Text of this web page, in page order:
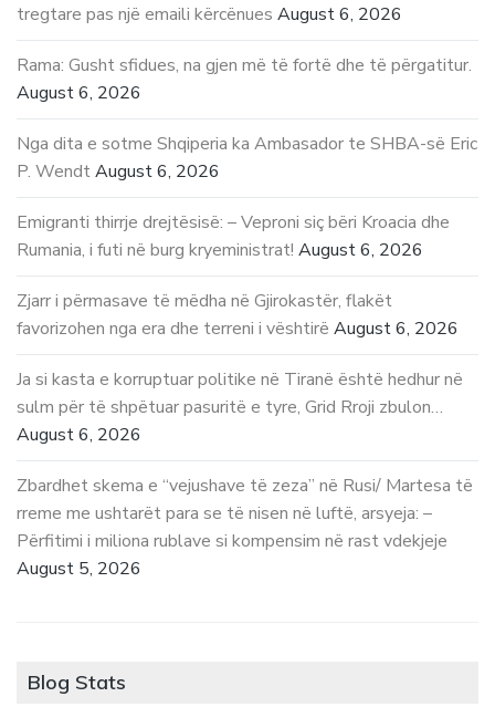
tregtare pas një emaili kërcënues August 6, 2026
Rama: Gusht sfidues, na gjen më të fortë dhe të përgatitur.
August 6, 2026
Nga dita e sotme Shqiperia ka Ambasador te SHBA-së Eric
P. WendtAugust 6, 2026
Emigranti thirrje drejtësisë: – Veproni siç bëri Kroacia dhe
Rumania, i futi në burg kryeministrat! August 6, 2026
Zjarr i përmasave të mëdha në Gjirokastër, flakët
favorizohen nga era dhe terreni i vështirë August 6, 2026
Ja si kasta e korruptuar politike në Tiranë është hedhur në
sulm për të shpëtuar pasuritë e tyre, Grid Rroji zbulon…
August 6, 2026
Zbardhet skema e “vejushave të zeza” në Rusi/ Martesa të
rreme me ushtarët para se të nisen në luftë, arsyeja: –
Përfitimi i miliona rublave si kompensim në rast vdekjeje
August 5, 2026
Blog Stats